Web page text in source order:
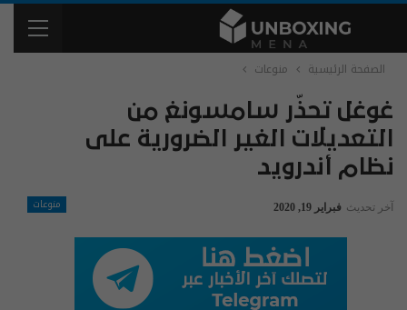
الصفحة الرئيسية منوعات
غوغل تحذّر سامسونغ من
التعديلات الغير الضرورية على
نظام أندرويد
منوعات آخر تحديث فبراير 19, 2020